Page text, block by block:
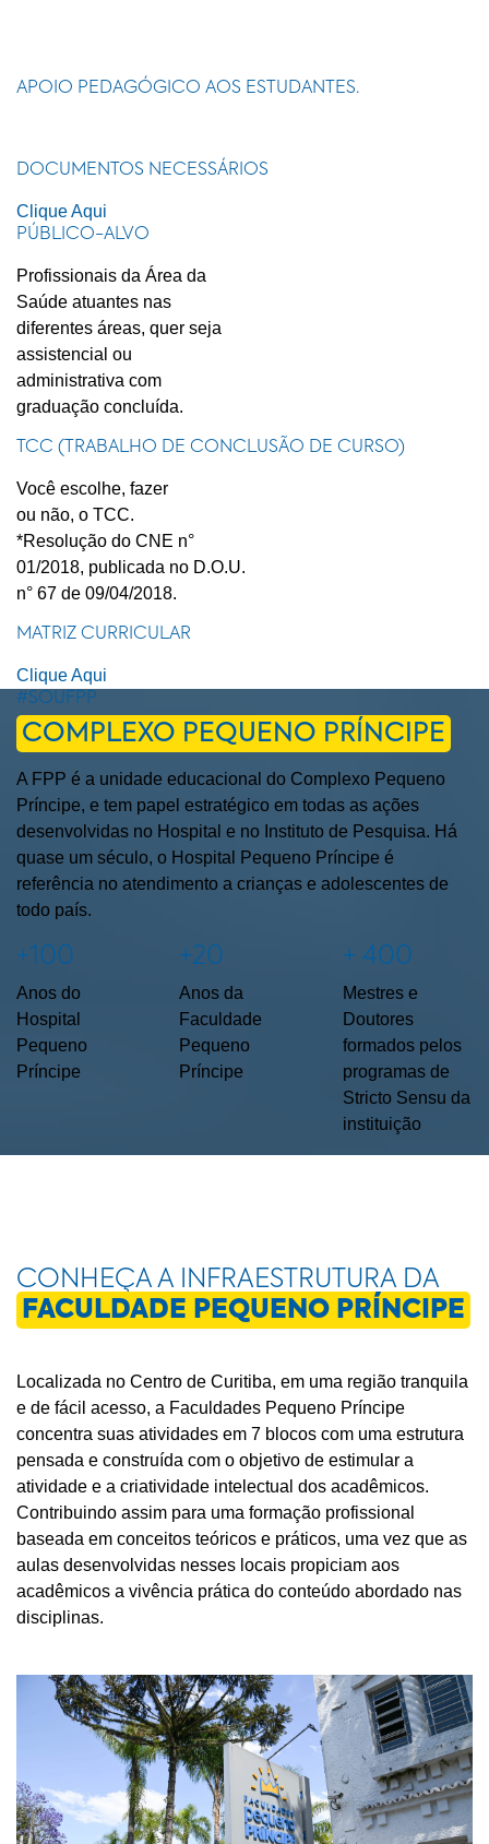
APOIO PEDAGÓGICO AOS ESTUDANTES.
DOCUMENTOS NECESSÁRIOS
Clique Aqui
PÚBLICO-ALVO
Profissionais da Área da
Saúde atuantes nas
diferentes áreas, quer seja
assistencial ou
administrativa com
graduação concluída.
TCC (TRABALHO DE CONCLUSÃO DE CURSO)
Você escolhe, fazer
ou não, o TCC.
*Resolução do CNE n°
01/2018, publicada no D.O.U.
n° 67 de 09/04/2018.
MATRIZ CURRICULAR
Clique Aqui
#SOUFPP
COMPLEXO PEQUENO PRÍNCIPE
A FPP é a unidade educacional do Complexo Pequeno
Príncipe, e tem papel estratégico em todas as ações
desenvolvidas no Hospital e no Instituto de Pesquisa. Há
quase um século, o Hospital Pequeno Príncipe é
referência no atendimento a crianças e adolescentes de
todo país.
+100
Anos do
Hospital
Pequeno
Príncipe
+20
Anos da
Faculdade
Pequeno
Príncipe
+ 400
Mestres e
Doutores
formados pelos
programas de
Stricto Sensu da
instituição
CONHEÇA A INFRAESTRUTURA DA
FACULDADE PEQUENO PRÍNCIPE
Localizada no Centro de Curitiba, em uma região tranquila
e de fácil acesso, a Faculdades Pequeno Príncipe
concentra suas atividades em 7 blocos com uma estrutura
pensada e construída com o objetivo de estimular a
atividade e a criatividade intelectual dos acadêmicos.
Contribuindo assim para uma formação profissional
baseada em conceitos teóricos e práticos, uma vez que as
aulas desenvolvidas nesses locais propiciam aos
acadêmicos a vivência prática do conteúdo abordado nas
disciplinas.